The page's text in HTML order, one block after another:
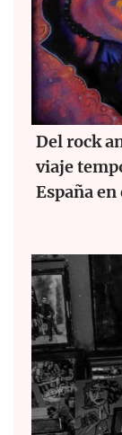
Del rock
viaje
España